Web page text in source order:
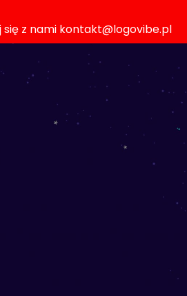
z nami kontakt@logovibe.pl